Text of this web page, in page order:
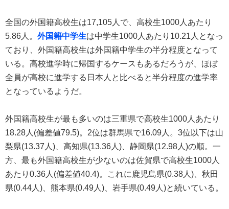
全国の外国籍高校生は17,105人で、高校生1000人あたり
5.86人。 外国籍中学生は中学生1000人あたり10.21人となっ
ており、外国籍高校生は外国籍中学生の半分程度となって
いる。高校進学時に帰国するケースもあるだろうが、ほぼ
全員が高校に進学する日本人と比べると半分程度の進学率
となっているようだ。
外国籍高校生が最も多いのは三重県で高校生1000人あたり
18.28人(偏差値79.5)。2位は群馬県で16.09人。3位以下は山
梨県(13.37人)、高知県(13.36人)、静岡県(12.98人)の順。一
方、最も外国籍高校生が少ないのは佐賀県で高校生1000人
あたり0.36人(偏差値40.4)。これに鹿児島県(0.38人)、秋田
県(0.44人)、熊本県(0.49人)、岩手県(0.49人)と続いている。